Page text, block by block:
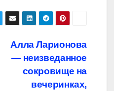
Алла Ларионова
— неизведанное
сокровище на
вечеринках,